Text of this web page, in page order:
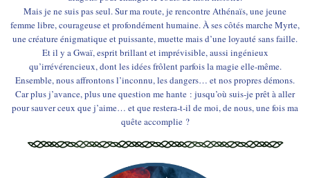
Mais je ne suis pas seul. Sur ma route, je rencontre Athénaïs, une jeune
femme libre, courageuse et profondément humaine. À ses côtés marche Myrte,
une créature énigmatique et puissante, muette mais d’une loyauté sans faille.
Et il y a Gwaï, esprit brillant et imprévisible, aussi ingénieux
qu’irrévérencieux, dont les idées frôlent parfois la magie elle-même.
Ensemble, nous affrontons l’inconnu, les dangers… et nos propres démons.
Car plus j’avance, plus une question me hante : jusqu’où suis-je prêt à aller
pour sauver ceux que j’aime… et que restera-t-il de moi, de nous, une fois ma
quête accomplie ?